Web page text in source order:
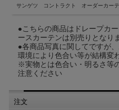
サンゲツ コントラクト オーダーカー
●こちらの商品はドレープカ
ースカーテンは別売りとなり
●各商品写真に関してですが
環境により色合い等が結構変
※実物とは色合い・明るさ等
注意ください
注文